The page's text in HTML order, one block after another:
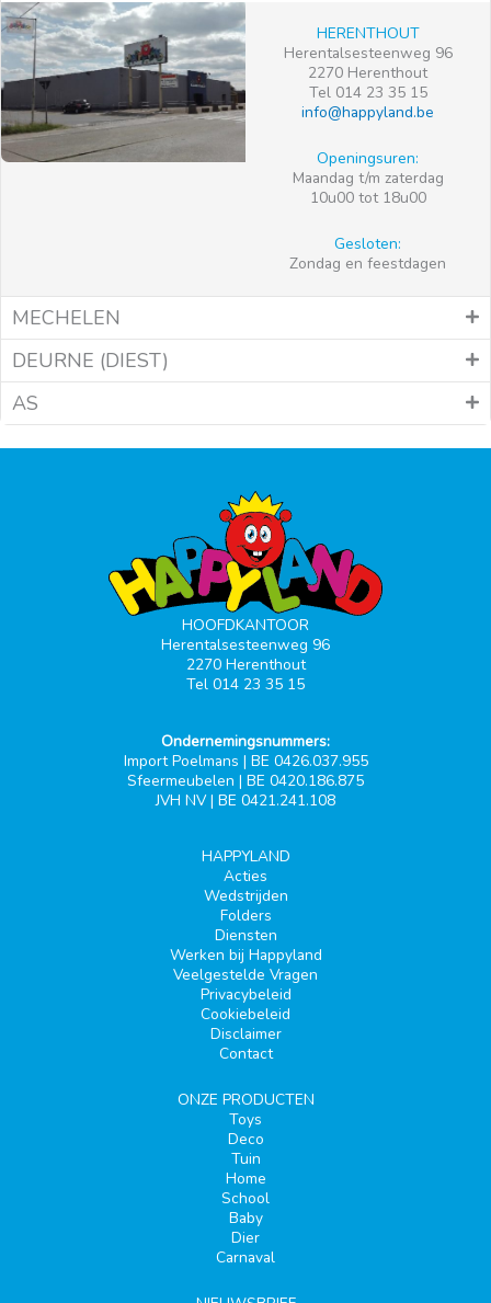
HERENTHOUT
Herentalsesteenweg 96
2270 Herenthout
Tel 014 23 35 15
info@happyland.be
Openingsuren:
Maandag t/m zaterdag
10u00 tot 18u00
Gesloten:
Zondag en feestdagen
MECHELEN
DEURNE (DIEST)
AS
HOOFDKANTOOR
Herentalsesteenweg 96
2270 Herenthout
Tel 014 23 35 15
Ondernemingsnummers:
Import Poelmans | BE 0426.037.955
Sfeermeubelen | BE 0420.186.875
JVH NV | BE 0421.241.108
HAPPYLAND
Acties
Wedstrijden
Folders
Diensten
Werken bij Happyland
Veelgestelde Vragen
Privacybeleid
Cookiebeleid
Disclaimer
Contact
ONZE PRODUCTEN
Toys
Deco
Tuin
Home
School
Baby
Dier
Carnaval